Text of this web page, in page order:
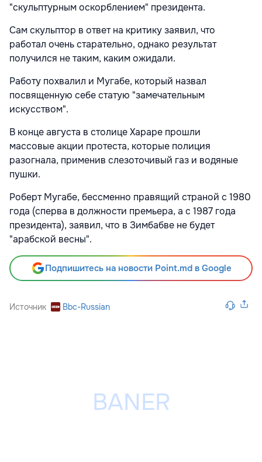
"скульптурным оскорблением" президента.
Сам скульптор в ответ на критику заявил, что
работал очень старательно, однако результат
получился не таким, каким ожидали.
Работу похвалил и Мугабе, который назвал
посвященную себе статую "замечательным
искусством".
В конце августа в столице Хараре прошли
массовые акции протеста, которые полиция
разогнала, применив слезоточивый газ и водяные
пушки.
Роберт Мугабе, бессменно правящий страной с 1980
года (сперва в должности премьера, а с 1987 года
президента), заявил, что в Зимбабве не будет
"арабской весны".
Подпишитесь на новости Point.md в Google
Источник Bbc-Russian